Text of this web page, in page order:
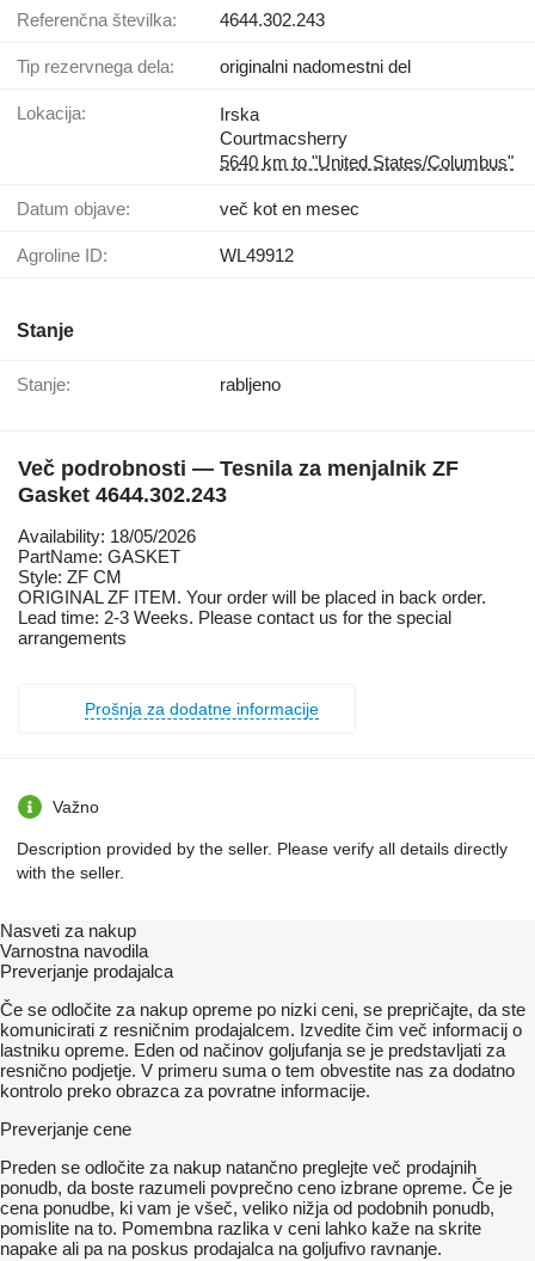
Referenčna številka: 4644.302.243
Tip rezervnega dela: originalni nadomestni del
Lokacija:
Irska
Courtmacsherry
5640 km to "United States/Columbus"
Datum objave: več kot en mesec
Agroline ID: WL49912
Stanje
Stanje: rabljeno
Več podrobnosti — Tesnila za menjalnik ZF
Gasket 4644.302.243
Availability: 18/05/2026
PartName: GASKET
Style: ZF CM
ORIGINAL ZF ITEM. Your order will be placed in back order.
Lead time: 2-3 Weeks. Please contact us for the special
arrangements
Prošnja za dodatne informacije
Važno
Description provided by the seller. Please verify all details directly
with the seller.
Nasveti za nakup
Varnostna navodila
Preverjanje prodajalca
Če se odločite za nakup opreme po nizki ceni, se prepričajte, da ste
komunicirati z resničnim prodajalcem. Izvedite čim več informacij o
lastniku opreme. Eden od načinov goljufanja se je predstavljati za
resnično podjetje. V primeru suma o tem obvestite nas za dodatno
kontrolo preko obrazca za povratne informacije.
Preverjanje cene
Preden se odločite za nakup natančno preglejte več prodajnih
ponudb, da boste razumeli povprečno ceno izbrane opreme. Če je
cena ponudbe, ki vam je všeč, veliko nižja od podobnih ponudb,
pomislite na to. Pomembna razlika v ceni lahko kaže na skrite
napake ali pa na poskus prodajalca na goljufivo ravnanje.